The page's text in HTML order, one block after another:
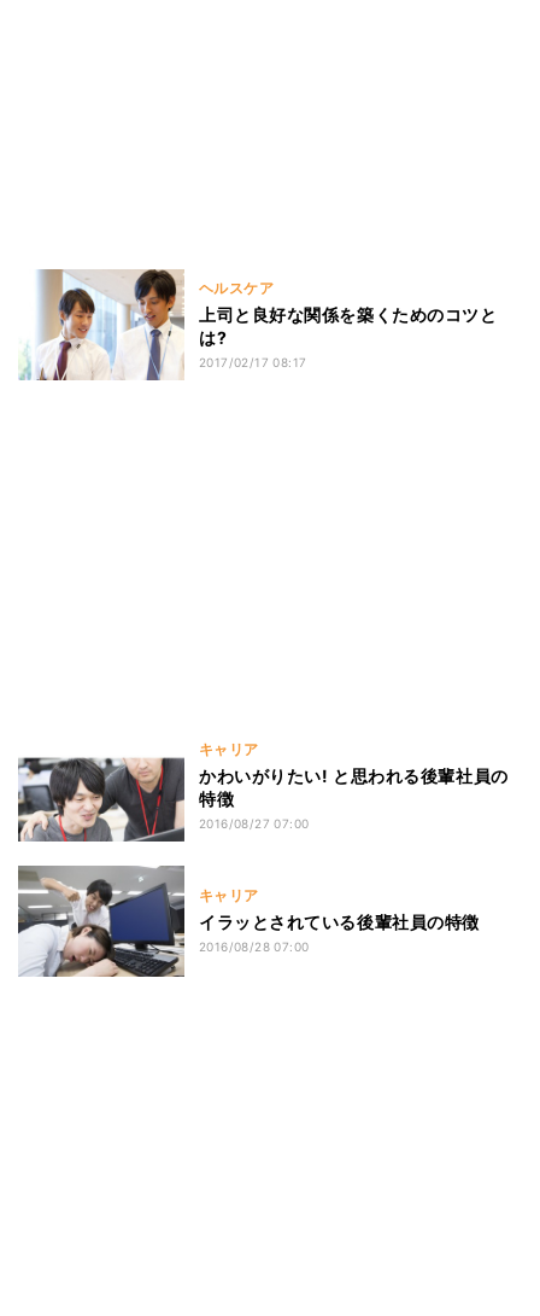
ヘルスケア
上司と良好な関係を築くためのコツと
は?
2017/02/17 08:17
キャリア
かわいがりたい! と思われる後輩社員の
特徴
2016/08/27 07:00
キャリア
イラッとされている後輩社員の特徴
2016/08/28 07:00